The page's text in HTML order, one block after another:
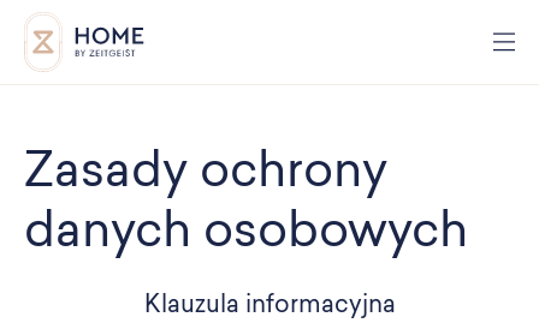
Zasady ochrony
danych osobowych
Klauzula informacyjna